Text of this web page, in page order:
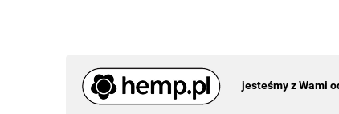
jesteśmy z Wami